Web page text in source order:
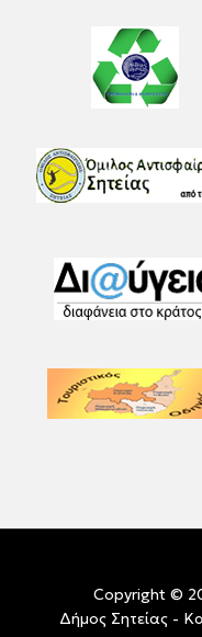
Copyright ©
Δήμος Σητείας -